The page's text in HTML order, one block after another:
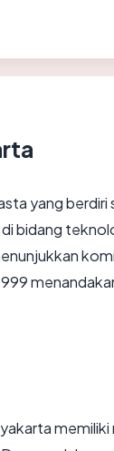
yang berdiri
bidang